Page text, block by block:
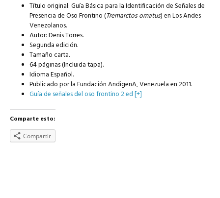
Título original: Guía Básica para la Identificación de Señales de
Presencia de Oso Frontino (Tremarctos ornatus) en Los Andes
Venezolanos.
Autor: Denis Torres.
Segunda edición.
Tamaño carta.
64 páginas (Incluida tapa).
Idioma Español.
Publicado por la Fundación AndigenA, Venezuela en 2011.
Guía de señales del oso frontino 2 ed [+]
Comparte esto:
Compartir